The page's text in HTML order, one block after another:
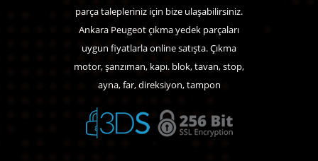
parça talepleriniz için bize ulaşabilirsiniz.
Ankara Peugeot çıkma yedek parçaları
uygun fiyatlarla online satışta. Çıkma
motor, şanzıman, kapı. blok, tavan, stop,
ayna, far, direksiyon, tampon